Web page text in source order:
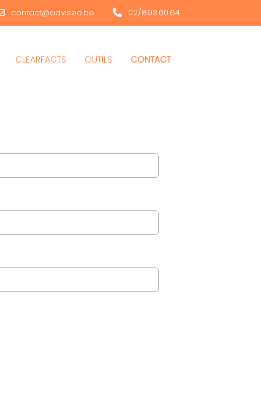
contact@adviseo.be 02/893.00.64
CLEARFACTS OUTILS CONTACT